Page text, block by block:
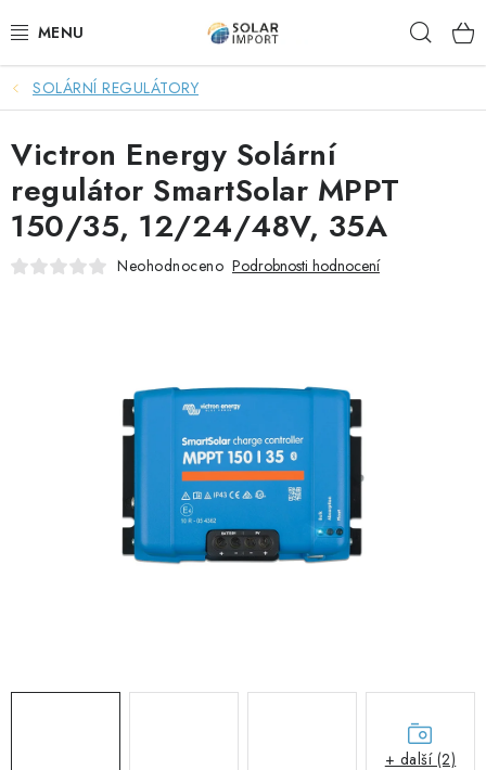
na
OVĚŘOVÁNÍ RECENZÍ
DOPRAVA ZDARMA
SOLÁRNÍ SESTAVY PRO CHATY
SOLÁRNÍ SESTAVY PRO KARAVANY
VÝHODNÉ SETY
OLOVĚNÉ A LITHIOVÉ BATERIE
SOLÁRNÍ REGULÁTORY
Victron Energy Solární
regulátor SmartSolar MPPT
150/35, 12/24/48V, 35A
Neohodnoceno Podrobnosti hodnocení
+ další (2)